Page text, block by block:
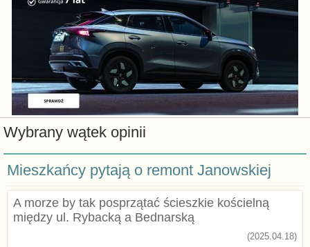
Wybrany wątek opinii
Mieszkańcy pytają o remont Janowskiej
A morze by tak posprzątać ścieszkie kościelną
między ul. Rybacką a Bednarską
(2025.04.18)